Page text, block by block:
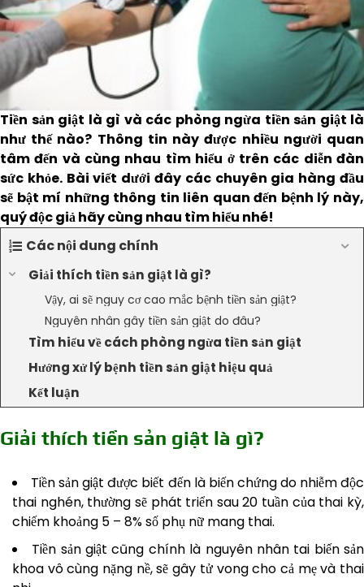
Tiền sản giật là gì và các phòng ngừa tiền sản giật là
như thế nào? Thông tin này được nhiều người quan
tâm đến và cùng nhau tìm hiểu ở trên các diễn đàn
sức khỏe. Bài viết dưới đây các chuyên gia hàng đầu
sẽ bật mí những thông tin liên quan đến bệnh lý này,
quý độc giả hãy cùng nhau tìm hiểu nhé!
Các nội dung chính
Giải thích tiền sản giật là gì?
Vậy, ai sẽ nguy cơ cao mắc bệnh tiền sản giật?
Nguyên nhân gây tiền sản giật do đâu?
Tìm hiểu về cách phòng ngừa tiền sản giật
Hướng xử lý bệnh tiền sản giật hiệu quả
Kết luận
Giải thích tiền sản giật là gì?
Tiền sản giật được biết đến là biến chứng do nhiễm độc
thai nghén, thường sẽ phát triển sau 20 tuần của thai kỳ,
chiếm khoảng 5 – 8% số phụ nữ mang thai.
Tiền sản giật cũng chính là nguyên nhân tai biến sản
khoa vô cùng nặng nề, sẽ gây tử vong cho cả mẹ và thai